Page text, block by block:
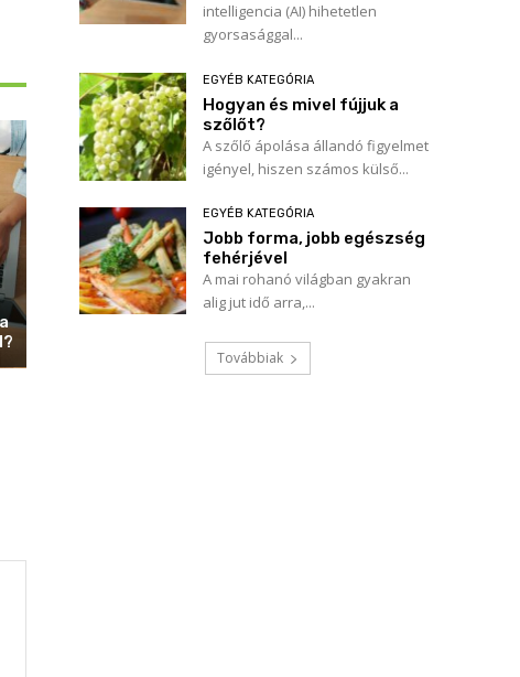
intelligencia (AI) hihetetlen
gyorsasággal...
EGYÉB KATEGÓRIA
Hogyan és mivel fújjuk a
szőlőt?
A szőlő ápolása állandó figyelmet
igényel, hiszen számos külső...
EGYÉB KATEGÓRIA
Jobb forma, jobb egészség
fehérjével
A mai rohanó világban gyakran
alig jut idő arra,...
Továbbiak